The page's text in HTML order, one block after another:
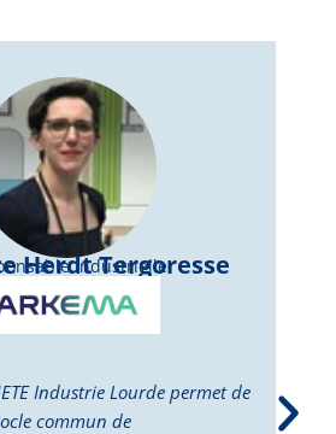
Herdt Tergoresse
Industrielle
Industrie Lourde permet de
commun de